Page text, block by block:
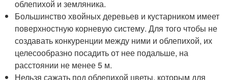
облепихой и земляника.
Большинство хвойных деревьев и кустарником имеет
поверхностную корневую систему. Для того чтобы не
создавать конкуренции между ними и облепихой, их
целесообразно посадить от нее подальше, на
расстоянии не менее 5 м.
Нельзя сажать под облепихой цветы, которым для